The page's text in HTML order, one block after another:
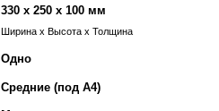
330 x 250 x 100 мм
Ширина x Высота x Толщина
Одно
Средние (под А4)